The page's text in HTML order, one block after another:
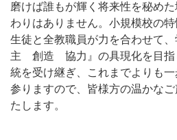
磨けば誰もが輝く将来性を秘め
わりはありません。小規模校の
生徒と全教職員が力を合わせて
主 創造 協力』の具現化を目指
統を受け継ぎ、これまでよりも
参りますので、皆様方の温かな
たします。